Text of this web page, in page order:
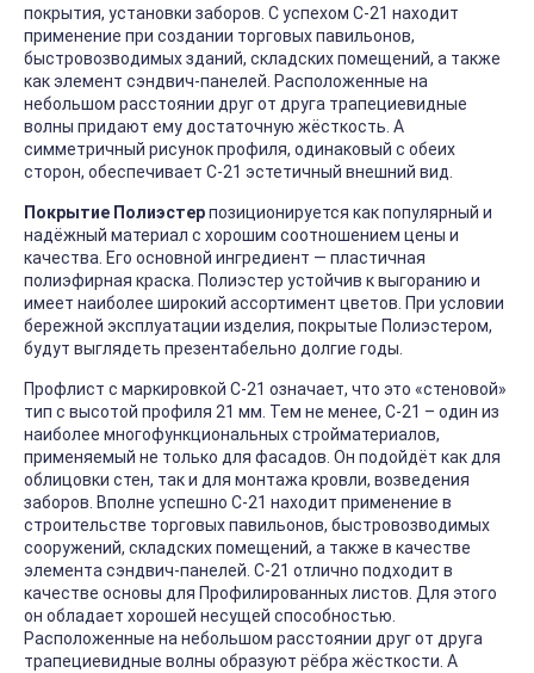
покрытия, установки заборов. С успехом С-21 находит
применение при создании торговых павильонов,
быстровозводимых зданий, складских помещений, а также
как элемент сэндвич-панелей. Расположенные на
небольшом расстоянии друг от друга трапециевидные
волны придают ему достаточную жёсткость. А
симметричный рисунок профиля, одинаковый с обеих
сторон, обеспечивает С-21 эстетичный внешний вид.
Покрытие Полиэстерпозиционируется как популярный и
надёжный материал с хорошим соотношением цены и
качества. Его основной ингредиент — пластичная
полиэфирная краска. Полиэстер устойчив к выгоранию и
имеет наиболее широкий ассортимент цветов. При условии
бережной эксплуатации изделия, покрытые Полиэстером,
будут выглядеть презентабельно долгие годы.
Профлист с маркировкой С-21 означает, что это «стеновой»
тип с высотой профиля 21 мм. Тем не менее, С-21 – один из
наиболее многофункциональных стройматериалов,
применяемый не только для фасадов. Он подойдёт как для
облицовки стен, так и для монтажа кровли, возведения
заборов. Вполне успешно С-21 находит применение в
строительстве торговых павильонов, быстровозводимых
сооружений, складских помещений, а также в качестве
элемента сэндвич-панелей. С-21 отлично подходит в
качестве основы для Профилированных листов. Для этого
он обладает хорошей несущей способностью.
Расположенные на небольшом расстоянии друг от друга
трапециевидные волны образуют рёбра жёсткости. А